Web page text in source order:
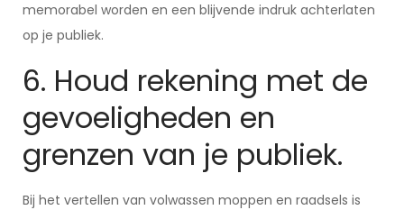
memorabel worden en een blijvende indruk achterlaten
op je publiek.
6. Houd rekening met de
gevoeligheden en
grenzen van je publiek.
Bij het vertellen van volwassen moppen en raadsels is